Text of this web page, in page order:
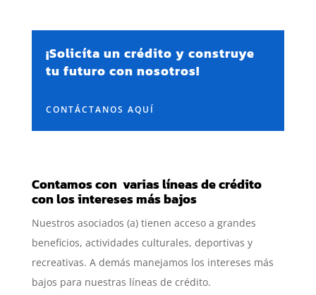
¡Solicíta un crédito y construye
tu futuro con nosotros!
CONTÁCTANOS AQUÍ
Contamos con varias líneas de crédito
con los intereses más bajos
Nuestros asociados (a) tienen acceso a grandes
beneficios, actividades culturales, deportivas y
recreativas. A demás manejamos los intereses más
bajos para nuestras líneas de crédito.